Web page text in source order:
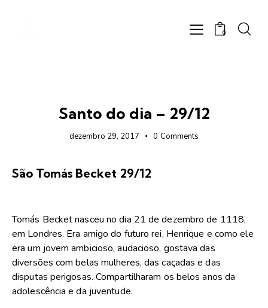
0
Santo do dia – 29/12
dezembro 29, 2017 0 Comments
São Tomás Becket 29/12
Tomás Becket nasceu no dia 21 de dezembro de 1118,
em Londres. Era amigo do futuro rei, Henrique e como ele
era um jovem ambicioso, audacioso, gostava das
diversões com belas mulheres, das caçadas e das
disputas perigosas. Compartilharam os belos anos da
adolescência e da juventude.